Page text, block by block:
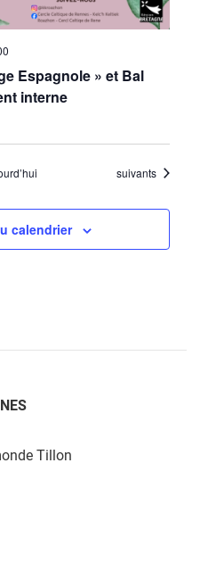
Espagnole » et Bal
interne
Évènements
suivants
calendrier
Tillon